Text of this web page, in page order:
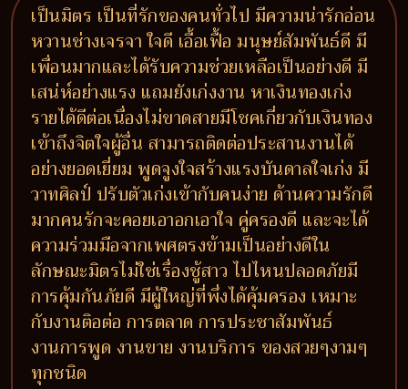
เป็นมิตร เป็นที่รักของคนทั่วไป มีความน่ารักอ่อน
หวานช่างเจรจา ใจดี เอื้อเฟื้อ มนุษย์สัมพันธ์ดี มี
เพื่อนมากและได้รับความช่วยเหลือเป็นอย่างดี มี
เสน่ห์อย่างแรง แถมยังเก่งงาน หาเงินทองเก่ง
รายได้ดีต่อเนื่องไม่ขาดสายมีโชคเกี่ยวกับเงินทอง
เข้าถึงจิตใจผู้อื่น สามารถติดต่อประสานงานได้
อย่างยอดเยี่ยม พูดจูงใจสร้างแรงบันดาลใจเก่ง มี
วาทศิลป์ ปรับตัวเก่งเข้ากับคนง่าย ด้านความรักดี
มากคนรักจะคอยเอาอกเอาใจ คู่ครองดี และจะได้
ความร่วมมือจากเพศตรงข้ามเป็นอย่างดีใน
ลักษณะมิตรไม่ใช่เรื่องชู้สาว ไปไหนปลอดภัยมี
การคุ้มกันภัยดี มีผู้ใหญ่ที่พึ่งได้คุ้มครอง เหมาะ
กับงานติอต่อ การตลาด การประชาสัมพันธ์
งานการพูด งานขาย งานบริการ ของสวยๆงามๆ
ทุกชนิด